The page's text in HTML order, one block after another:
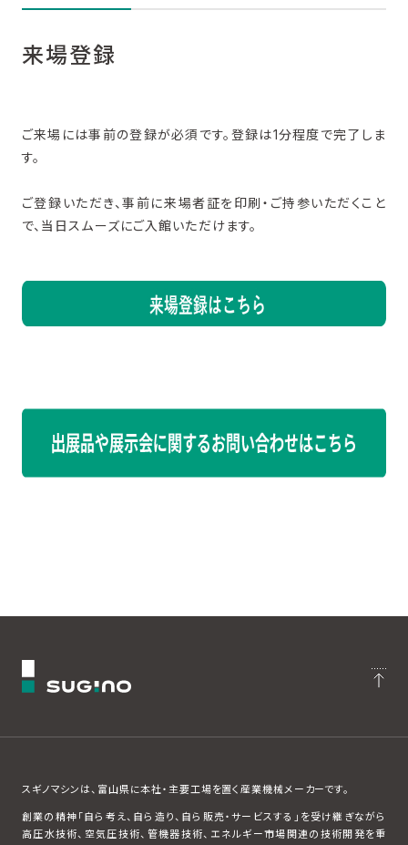
来場登録
ご来場には事前の登録が必須です。登録は1分程度で完了しま
す。
ご登録いただき、事前に来場者証を印刷・ご持参いただくこと
で、当日スムーズにご入館いただけます。
スギノマシンは、富山県に本社・主要工場を置く産業機械メーカーです。
創業の精神「自ら考え、自ら造り、自ら販売・サービスする」を受け継ぎながら
高圧水技術、空気圧技術、管機器技術、エネルギー市場関連の技術開発を重